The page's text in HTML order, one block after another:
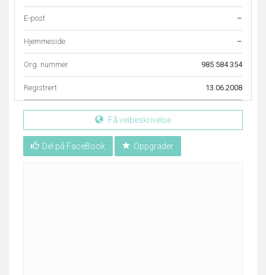
E-post –
Hjemmeside –
Org. nummer 985 584 354
Registrert 13.06.2008
Få veibeskrivelse
Del på FaceBook Oppgrader